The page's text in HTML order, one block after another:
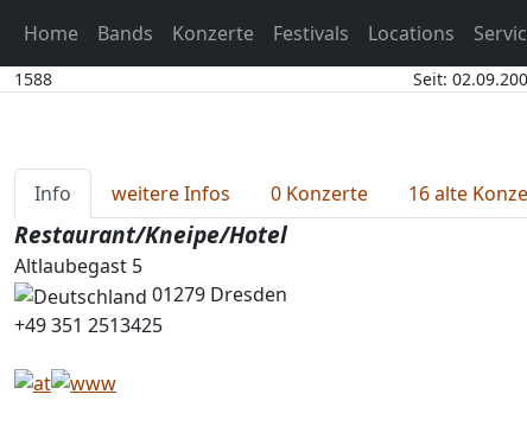
Home Bands Konzerte Festivals Locations
1588 Seit:
Info weitere Infos 0 Konzerte 16 alte
Restaurant/Kneipe/Hotel
Altlaubegast 5
01279 Dresden
+49 351 2513425